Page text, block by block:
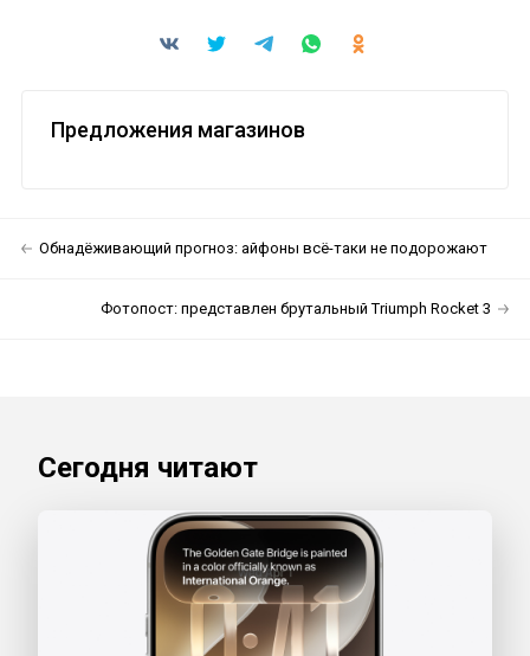
Предложения магазинов
Обнадёживающий прогноз: айфоны всё-таки не подорожают
Фотопост: представлен брутальный Triumph Rocket 3
Сегодня читают